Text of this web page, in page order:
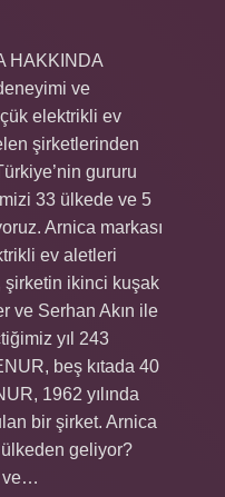
HAKKINDA
ve
elektrikli ev
şirketlerinden
gururu
33 ülkede ve 5
Arnica markası
ev aletleri
şirketin ikinci kuşak
ve Serhan Akın ile
yıl 243
beş kıtada 40
1962 yılında
bir şirket. Arnica
ülkeden geliyor?
ve…